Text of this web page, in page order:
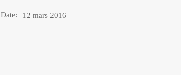
Date: 12 mars 2016